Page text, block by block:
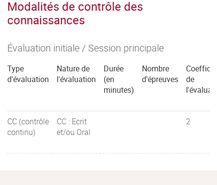
Modalités de contrôle des
connaissances
Évaluation initiale / Session principale
Type
d'évaluation
Nature de
l'évaluation
Durée
(en
minutes)
Nombre
d'épreuves
de
CC (contrôle
continu)
CC : Ecrit
et/ou Oral
2